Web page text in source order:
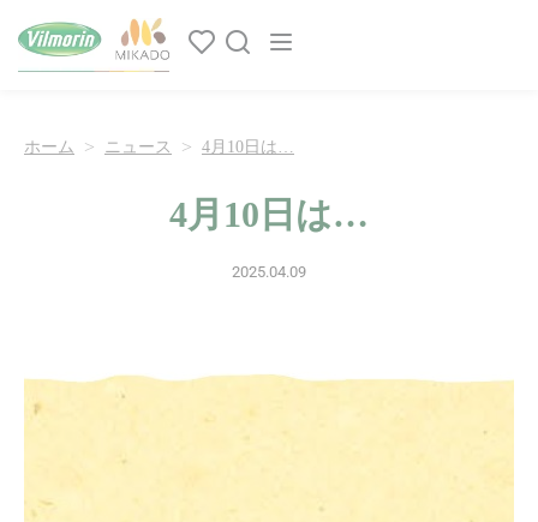
Main navigation
ホーム ニュース 4月10日は…
4月10日は…
2025.04.09
クッキー利用の管理について